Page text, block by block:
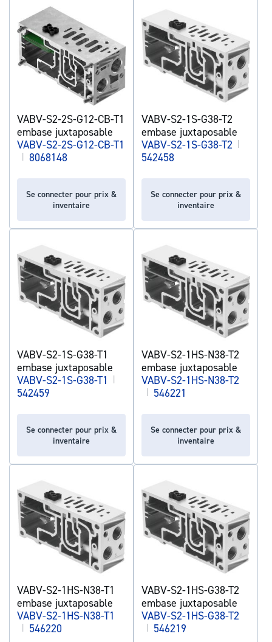
VABV-S2-2S-G12-CB-T1
embase juxtaposable
VABV-S2-2S-G12-CB-T1
| 8068148
Se connecter pour prix &
inventaire
VABV-S2-1S-G38-T2
embase juxtaposable
VABV-S2-1S-G38-T2 |
542458
Se connecter pour prix &
inventaire
VABV-S2-1S-G38-T1
embase juxtaposable
VABV-S2-1S-G38-T1
|
542459
Se connecter pour prix &
inventaire
VABV-S2-1HS-N38-T2
embase juxtaposable
VABV-S2-1HS-N38-T2
| 546221
Se connecter pour prix &
inventaire
VABV-S2-1HS-N38-T1
embase juxtaposable
VABV-S2-1HS-N38-T1
| 546220
VABV-S2-1HS-G38-T2
embase juxtaposable
VABV-S2-1HS-G38-T2
| 546219